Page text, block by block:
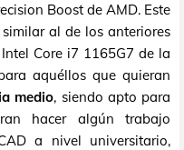
Boost de AMD. Este
al de los anteriores
Core i7 1165G7 de la
aquéllos que quieran
medio, siendo apto para
hacer algún trabajo
a nivel universitario,